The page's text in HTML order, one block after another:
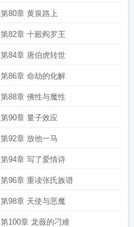
第80章 黄泉路上
第82章 十殿阎罗王
第84章 唐伯虎转世
第86章 命劫的化解
第88章 佛性与魔性
第90章 量子效应
第92章 放他一马
第94章 写了爱情诗
第96章 重读张氏族谱
第98章 天使与恶魔
第100章 龙薇的刁难